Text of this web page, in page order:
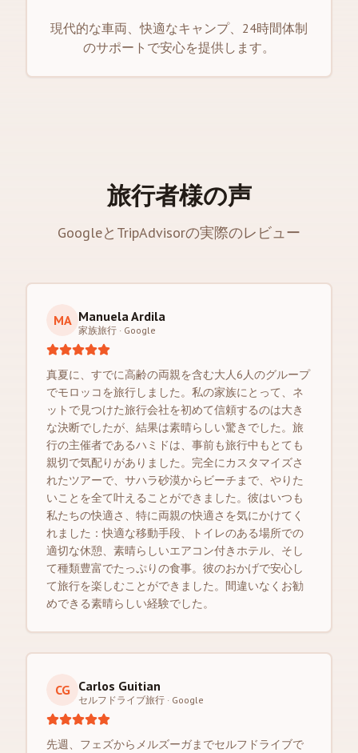
現代的な車両、快適なキャンプ、24時間体制
のサポートで安心を提供します。
旅行者様の声
GoogleとTripAdvisorの実際のレビュー
MA Manuela Ardila
家族旅行 · Google
真夏に、すでに高齢の両親を含む大人6人のグループ
でモロッコを旅行しました。私の家族にとって、ネ
ットで見つけた旅行会社を初めて信頼するのは大き
な決断でしたが、結果は素晴らしい驚きでした。旅
行の主催者であるハミドは、事前も旅行中もとても
親切で気配りがありました。完全にカスタマイズさ
れたツアーで、サハラ砂漠からビーチまで、やりた
いことを全て叶えることができました。彼はいつも
私たちの快適さ、特に両親の快適さを気にかけてく
れました：快適な移動手段、トイレのある場所での
適切な休憩、素晴らしいエアコン付きホテル、そし
て種類豊富でたっぷりの食事。彼のおかげで安心し
て旅行を楽しむことができました。間違いなくお勧
めできる素晴らしい経験でした。
CG Carlos Guitian
セルフドライブ旅行 · Google
先週、フェズからメルズーガまでセルフドライブで